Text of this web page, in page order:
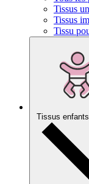
Tissus
Tissus
Tissu
Tissus